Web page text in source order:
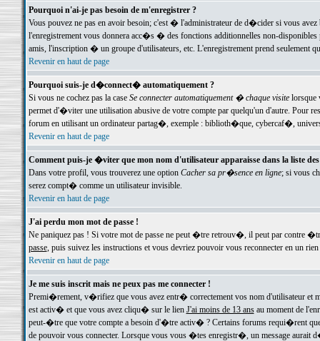
Pourquoi n'ai-je pas besoin de m'enregistrer ?
Vous pouvez ne pas en avoir besoin; c'est � l'administrateur de d�cider si vous
l'enregistrement vous donnera acc�s � des fonctions additionnelles non-
amis, l'inscription � un groupe d'utilisateurs, etc. L'enregistrement prend seulement
Revenir en haut de page
Pourquoi suis-je d�connect� automatiquement ?
Si vous ne cochez pas la case Se connecter automatiquement � chaque visitelorsque
permet d'�viter une utilisation abusive de votre compte par quelqu'un d'autre. Pour
forum en utilisant un ordinateur partag�, exemple : biblioth�que, cybercaf�,
Revenir en haut de page
Comment puis-je �viter que mon nom d'utilisateur apparaisse dans la liste
Dans votre profil, vous trouverez une option Cacher sa pr�sence en ligne; si vous
serez compt� comme un utilisateur invisible.
Revenir en haut de page
J'ai perdu mon mot de passe !
Ne paniquez pas ! Si votre mot de passe ne peut �tre retrouv�, il peut par contre
passe, puis suivez les instructions et vous devriez pouvoir vous reconnecter en un rien
Revenir en haut de page
Je me suis inscrit mais ne peux pas me connecter !
Premi�rement, v�rifiez que vous avez entr� correctement vos nom d'utilisateur
est activ� et que vous avez cliqu� sur le lien J'ai moins de 13 ansau moment de
peut-�tre que votre compte a besoin d'�tre activ� ? Certains forums requi�rent
de pouvoir vous connecter. Lorsque vous vous �tes enregistr�, un message aurait